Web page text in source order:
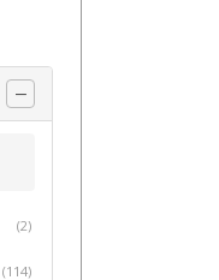
(2)
(114)